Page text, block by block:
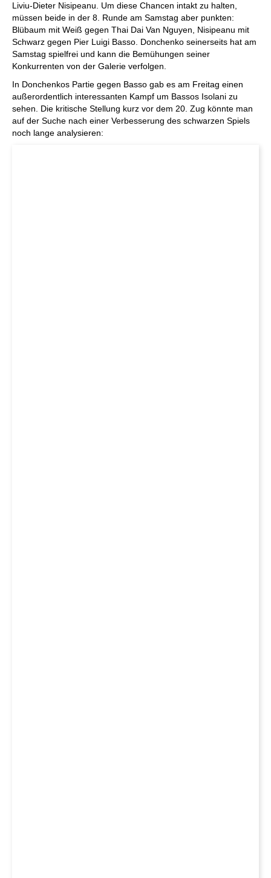
Liviu-Dieter Nisipeanu. Um diese Chancen intakt zu halten,
müssen beide in der 8. Runde am Samstag aber punkten:
Blübaum mit Weiß gegen Thai Dai Van Nguyen, Nisipeanu mit
Schwarz gegen Pier Luigi Basso. Donchenko seinerseits hat am
Samstag spielfrei und kann die Bemühungen seiner
Konkurrenten von der Galerie verfolgen.
In Donchenkos Partie gegen Basso gab es am Freitag einen
außerordentlich interessanten Kampf um Bassos Isolani zu
sehen. Die kritische Stellung kurz vor dem 20. Zug könnte man
auf der Suche nach einer Verbesserung des schwarzen Spiels
noch lange analysieren: